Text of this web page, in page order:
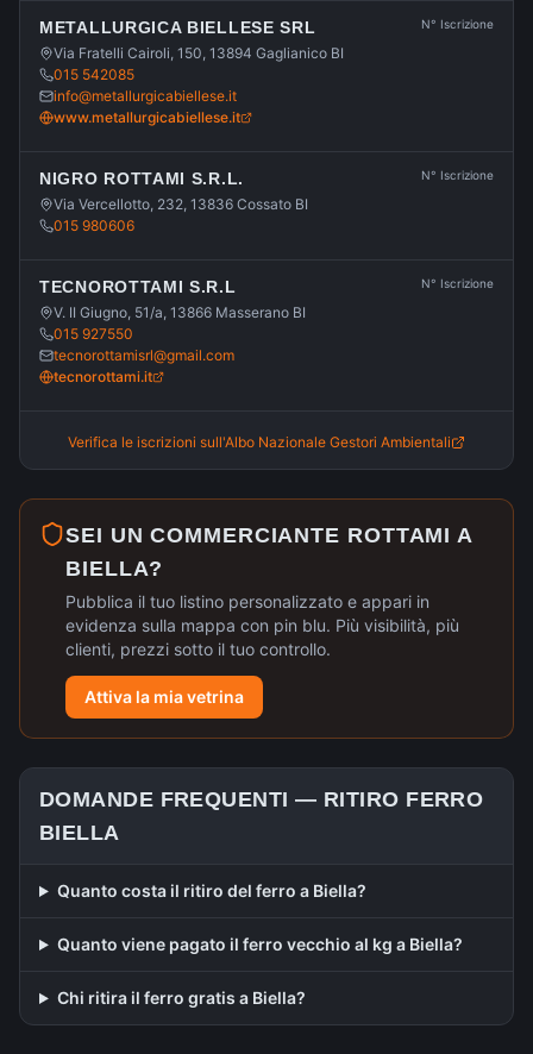
METALLURGICA BIELLESE SRL
Via Fratelli Cairoli, 150, 13894 Gaglianico BI
015 542085
info@metallurgicabiellese.it
www.metallurgicabiellese.it
N° Iscrizione
NIGRO ROTTAMI S.R.L.
Via Vercellotto, 232, 13836 Cossato BI
015 980606
N° Iscrizione
TECNOROTTAMI S.R.L
V. II Giugno, 51/a, 13866 Masserano BI
015 927550
tecnorottamisrl@gmail.com
tecnorottami.it
N° Iscrizione
Verifica le iscrizioni sull'Albo Nazionale Gestori Ambientali
SEI UN COMMERCIANTE ROTTAMI A
BIELLA?
Pubblica il tuo listino personalizzato e appari in
evidenza sulla mappa con pin blu. Più visibilità, più
clienti, prezzi sotto il tuo controllo.
Attiva la mia vetrina
DOMANDE FREQUENTI — RITIRO FERRO
BIELLA
Quanto costa il ritiro del ferro a Biella?
Quanto viene pagato il ferro vecchio al kg a Biella?
Chi ritira il ferro gratis a Biella?